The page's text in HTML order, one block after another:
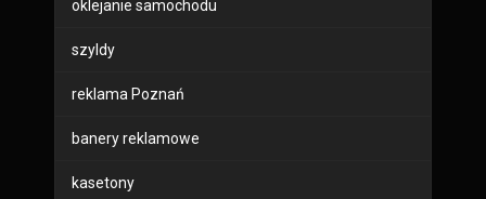
oklejanie samochodu
szyldy
reklama Poznań
banery reklamowe
kasetony